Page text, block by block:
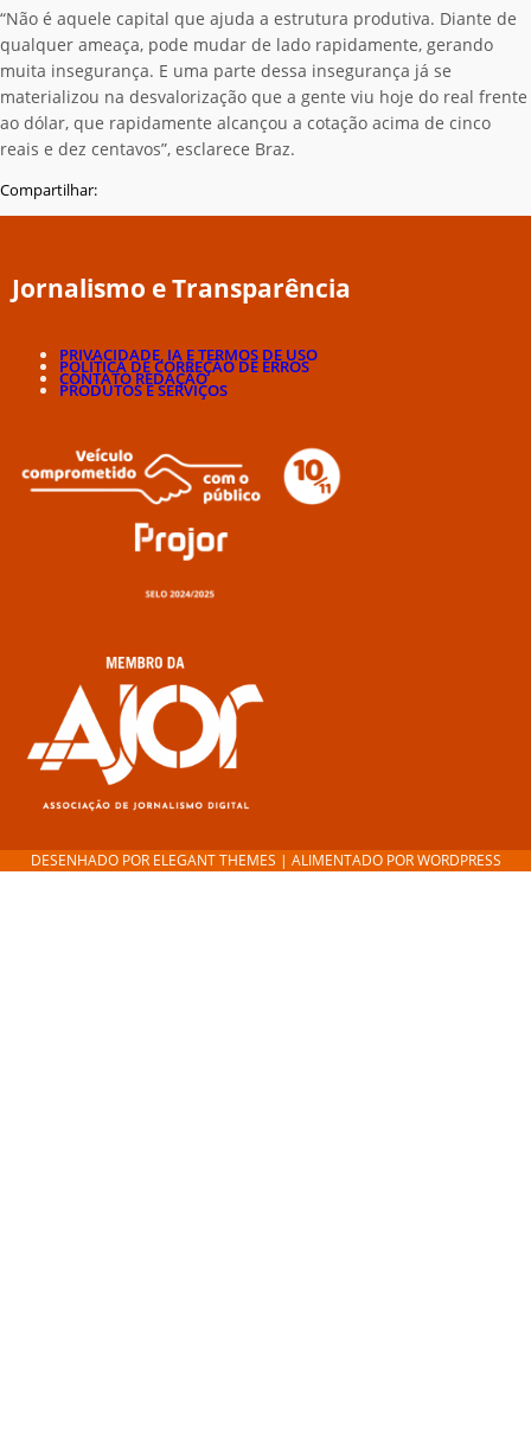
“Não é aquele capital que ajuda a estrutura produtiva. Diante de
qualquer ameaça, pode mudar de lado rapidamente, gerando
muita insegurança. E uma parte dessa insegurança já se
materializou na desvalorização que a gente viu hoje do real frente
ao dólar, que rapidamente alcançou a cotação acima de cinco
reais e dez centavos”, esclarece Braz.
Compartilhar:
Jornalismo e Transparência
PRIVACIDADE, IA E TERMOS DE USO
POLÍTICA DE CORREÇÃO DE ERROS
CONTATO REDAÇÃO
PRODUTOS E SERVIÇOS
DESENHADO POR ELEGANT THEMES | ALIMENTADO PORWORDPRESS